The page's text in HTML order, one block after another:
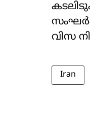
വിസ
Iran